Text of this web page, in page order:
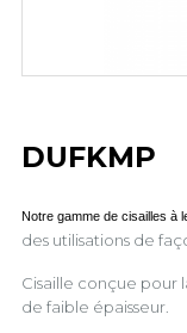
DUFKMP
Notre gamme de cisailles à
des utilisations de
Cisaille conçue pour
de faible épaisseur.